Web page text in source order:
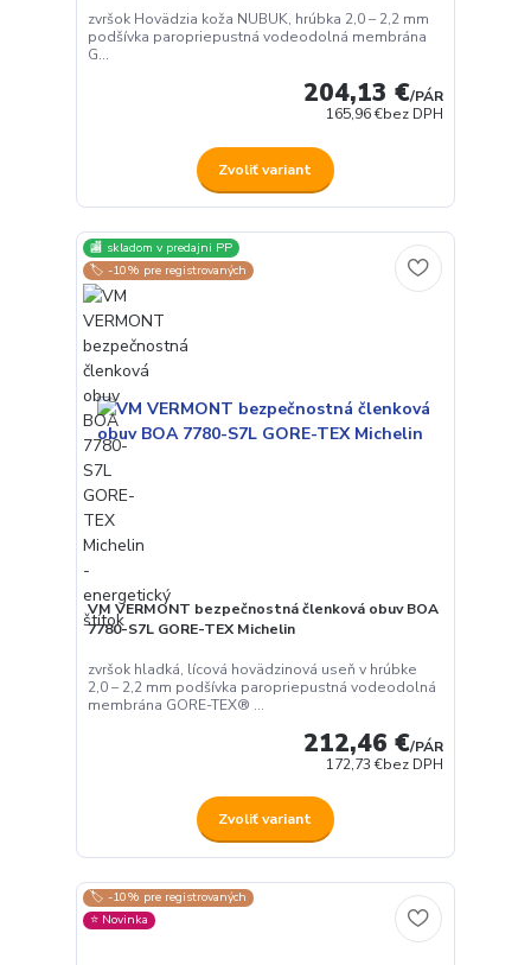
zvršok Hovädzia koža NUBUK, hrúbka 2,0 – 2,2 mm
podšívka paropriepustná vodeodolná membrána
G...
204,13 €/PÁR
165,96 €bez DPH
Zvoliť variant
🏬 skladom v predajni PP
🏷️ -10% pre registrovaných
VM VERMONT bezpečnostná členková obuv BOA
7780-S7L GORE-TEX Michelin
zvršok hladká, lícová hovädzinová useň v hrúbke
2,0 – 2,2 mm podšívka paropriepustná vodeodolná
membrána GORE-TEX® ...
212,46 €/PÁR
172,73 €bez DPH
Zvoliť variant
🏷️ -10% pre registrovaných
⭐️ Novinka
Používame cookies aby sme skvalitnili služby. Používaním tejto
stránky súhlasíte s ukladaním cookies.
Nastavenia Súhlasím